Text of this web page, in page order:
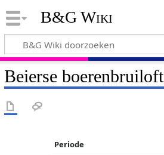
B&G Wiki
Beierse boerenbruiloft
Periode